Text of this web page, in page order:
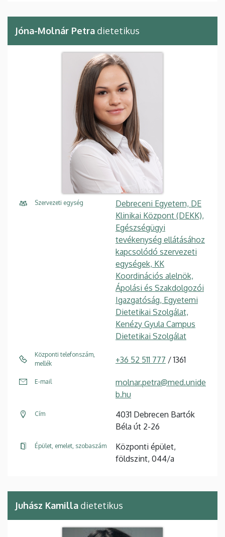
Jóna-Molnár Petra dietetikus
Szervezeti egység
Debreceni Egyetem, DE
Klinikai Központ (DEKK),
Egészségügyi
tevékenység ellátásához
kapcsolódó szervezeti
egységek, KK
Koordinációs alelnök,
Ápolási és Szakdolgozói
Igazgatóság, Egyetemi
Dietetikai Szolgálat,
Kenézy Gyula Campus
Dietetikai Szolgálat
Központi telefonszám,
mellék
+36 52 511 777 / 1361
E-mail
molnar.petra@med.unide
b.hu
Cím
4031 Debrecen Bartók
Béla út 2-26
Épület, emelet, szobaszám
Központi épület,
földszint, 044/a
Juhász Kamilla dietetikus